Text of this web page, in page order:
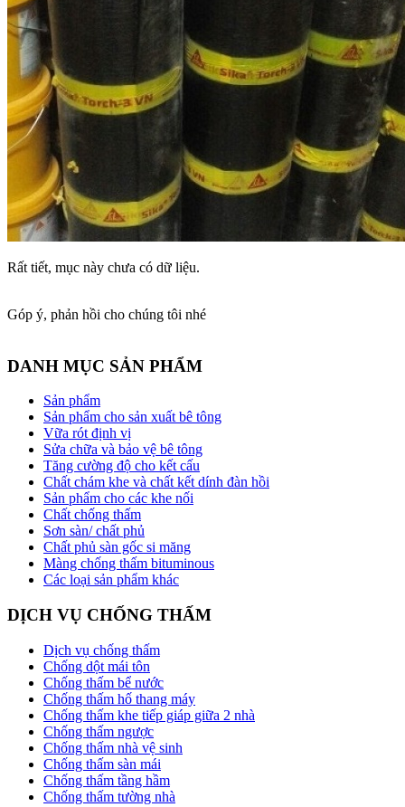
Rất tiết, mục này chưa có dữ liệu.
Góp ý, phản hồi cho chúng tôi nhé
DANH MỤC SẢN PHẨM
Sản phẩm
Sản phẩm cho sản xuất bê tông
Vữa rót định vị
Sửa chữa và bảo vệ bê tông
Tăng cường độ cho kết cấu
Chất chám khe và chất kết dính đàn hồi
Sản phẩm cho các khe nối
Chất chống thấm
Sơn sàn/ chất phủ
Chất phủ sàn gốc si măng
Màng chống thấm bituminous
Các loại sản phẩm khác
DỊCH VỤ CHỐNG THẤM
Dịch vụ chống thấm
Chống dột mái tôn
Chống thấm bể nước
Chống thấm hố thang máy
Chống thấm khe tiếp giáp giữa 2 nhà
Chống thấm ngược
Chống thấm nhà vệ sinh
Chống thấm sàn mái
Chống thấm tầng hầm
Chống thấm tường nhà